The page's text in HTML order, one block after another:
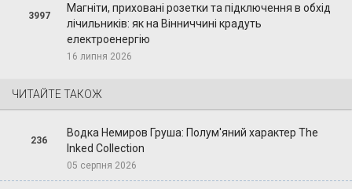
3997
Магніти, приховані розетки та підключення в обхід
лічильників: як на Вінниччині крадуть
електроенергію
16 липня 2026
ЧИТАЙТЕ ТАКОЖ
236
Водка Немиров Груша: Полум'яний характер The
Inked Collection
05 серпня 2026